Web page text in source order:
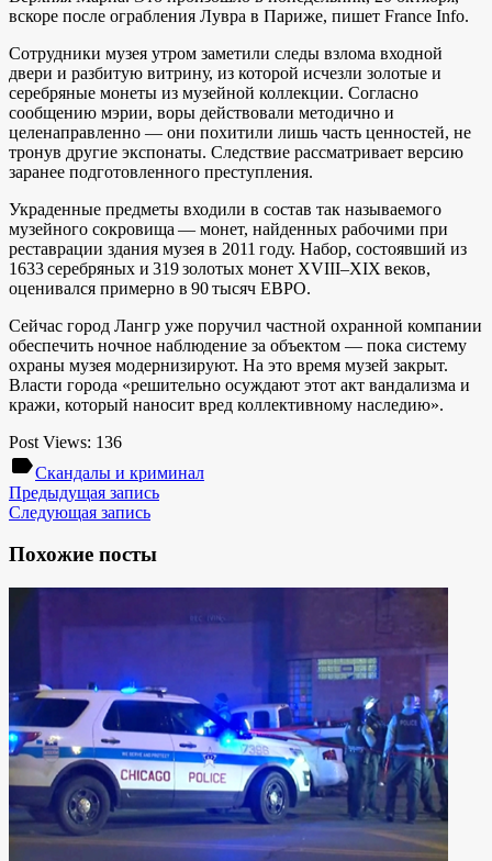
вскоре после ограбления Лувра в Париже, пишет France Info.
Сотрудники музея утром заметили следы взлома входной
двери и разбитую витрину, из которой исчезли золотые и
серебряные монеты из музейной коллекции. Согласно
сообщению мэрии, воры действовали методично и
целенаправленно — они похитили лишь часть ценностей, не
тронув другие экспонаты. Следствие рассматривает версию
заранее подготовленного преступления.
Украденные предметы входили в состав так называемого
музейного сокровища — монет, найденных рабочими при
реставрации здания музея в 2011 году. Набор, состоявший из
1633 серебряных и 319 золотых монет XVIII–XIX веков,
оценивался примерно в 90 тысяч ЕВРО.
Сейчас город Лангр уже поручил частной охранной компании
обеспечить ночное наблюдение за объектом — пока систему
охраны музея модернизируют. На это время музей закрыт.
Власти города «решительно осуждают этот акт вандализма и
кражи, который наносит вред коллективному наследию».
Post Views: 136
labelСкандалы и криминал
Предыдущая запись
Следующая запись
Похожие посты